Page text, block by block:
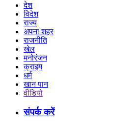
देश
विदेश
राज्य
अपना शहर
राजनीति
खेल
मनोरंजन
क्राइम
धर्म
खान पान
वीडियो
संपर्क करें